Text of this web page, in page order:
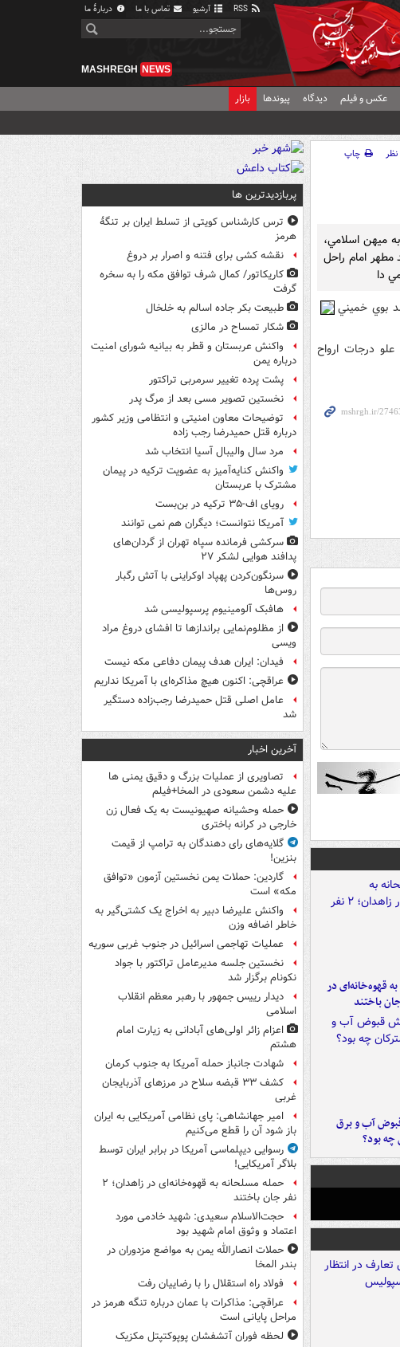
آرشیو تماس با ما دربارهٔ ما
MASHREGH NEWS
عکس و فیلم دیدگاه پیوندها بازار
چاپ
ميهن اسلامي،
امام راحل
دا
بوي خميني
درجات ارواح
قهوه‌خانه‌ای در
آب و برق
بود؟
پربازدیدترین ها
ترس کارشناس کویتی از تسلط ایران بر تنگۀ
هرمز
نقشه کشی برای فتنه و اصرار بر دروغ
کاریکاتور/ کمال شرف توافق مکه را به سخره
گرفت
طبیعت بکر جاده اسالم به خلخال
شکار تمساح در مالزی
واکنش عربستان و قطر به بیانیه شورای امنیت
درباره یمن
پشت پرده تغییر سرمربی تراکتور
نخستین تصویر مسی بعد از مرگ پدر
توضیحات معاون امنیتی و انتظامی وزیر کشور
درباره قتل حمیدرضا رجب زاده
مرد سال والیبال آسیا انتخاب شد
واکنش کنایه‌آمیز به عضویت ترکیه در پیمان
مشترک با عربستان
رویای اف-۳۵ ترکیه در بن‌بست
آمریکا نتوانست؛ دیگران هم نمی توانند
سرکشی فرمانده سپاه تهران از گردان‌های
پدافند هوایی لشکر ۲۷
سرنگون‌کردن پهپاد اوکراینی با آتش رگبار
روس‌ها
هافبک آلومینیوم پرسپولیسی شد
از مظلوم‌نمایی براندازها تا افشای دروغ مراد
ویسی
فیدان: ایران هدف پیمان دفاعی مکه نیست
عراقچی: اکنون هیچ مذاکره‌ای با آمریکا نداریم
عامل اصلی قتل حمیدرضا رجب‌زاده دستگیر
شد
آخرین اخبار
تصاویری از عملیات بزرگ و دقیق یمنی ها
علیه دشمن سعودی در المخا+فیلم
حمله وحشیانه صهیونیست به یک فعال زن
خارجی در کرانه باختری
گلایه‌های رای دهندگان به ترامپ از قیمت
بنزین!
گاردین: حملات یمن نخستین آزمون «توافق
مکه» است
واکنش علیرضا دبیر به اخراج یک کشتی‌گیر به
خاطر اضافه وزن
عملیات تهاجمی اسرائیل در جنوب غربی سوریه
نخستین جلسه مدیرعامل تراکتور با جواد
نکونام برگزار شد
دیدار رییس جمهور با رهبر معظم انقلاب
اسلامی
اعزام زائر اولی‌های آبادانی به زیارت امام
هشتم
شهادت جانباز حمله آمریکا به جنوب کرمان
کشف ۳۳ قبضه سلاح در مرزهای آذربایجان
غربی
امیر جهانشاهی: پای نظامی آمریکایی به ایران
باز شود آن را قطع می‌کنیم
رسوایی دیپلماسی آمریکا در برابر ایران توسط
بلاگر آمریکایی!
حمله مسلحانه به قهوه‌خانه‌ای در زاهدان؛ ۲
نفر جان باختند
حجت‌الاسلام سعیدی: شهید خادمی مورد
اعتماد و وثوق امام شهید بود
حملات انصارالله یمن به مواضع مزدوران در
بندر المخا
فولاد راه استقلال را با رضاییان رفت
عراقچی: مذاکرات با عمان درباره تنگه هرمز در
مراحل پایانی است
لحظه فوران آتشفشان پوپوکتپتل مکزیک